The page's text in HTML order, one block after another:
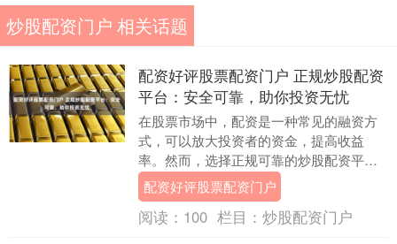
炒股配资门户 相关话题
配资好评股票配资门户 正规炒股配资
平台：安全可靠，助你投资无忧
在股票市场中，配资是一种常见的融资方
式，可以放大投资者的资金，提高收益
率。然而，选择正规可靠的炒股配资平台
至关重要，以保障资金安全和投资收益。 *
**放大收益....
配资好评股票配资门户
阅读： 100 栏目： 炒股配资门户